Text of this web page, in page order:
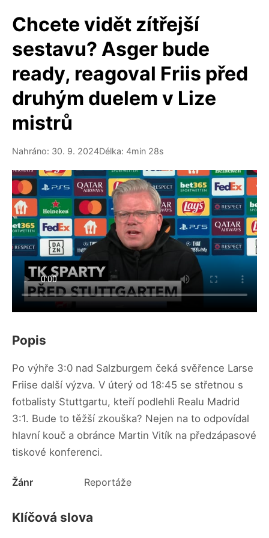
Chcete vidět zítřejší
sestavu? Asger bude
ready, reagoval Friis před
druhým duelem v Lize
mistrů
Nahráno: 30. 9. 2024Délka: 4min 28s
Popis
Po výhře 3:0 nad Salzburgem čeká svěřence Larse
Friise další výzva. V úterý od 18:45 se střetnou s
fotbalisty Stuttgartu, kteří podlehli Realu Madrid
3:1. Bude to těžší zkouška? Nejen na to odpovídal
hlavní kouč a obránce Martin Vitík na předzápasové
tiskové konferenci.
Žánr Reportáže
Klíčová slova